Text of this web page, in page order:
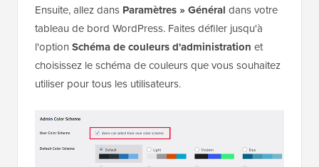
Ensuite, allez dans Paramètres » Général dans votre
tableau de bord WordPress. Faites défiler jusqu'à
l'option Schéma de couleurs d'administration et
choisissez le schéma de couleurs que vous souhaitez
utiliser pour tous les utilisateurs.